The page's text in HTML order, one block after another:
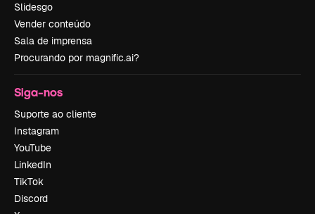
Slidesgo
Vender conteúdo
Sala de imprensa
Procurando por magnific.ai?
Siga-nos
Suporte ao cliente
Instagram
YouTube
LinkedIn
TikTok
Discord